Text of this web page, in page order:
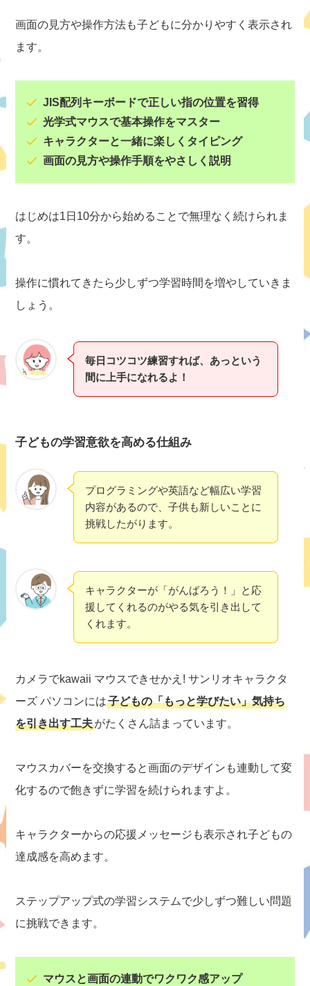
画面の見方や操作方法も子どもに分かりやすく表示され
ます。
JIS配列キーボードで正しい指の位置を習得
光学式マウスで基本操作をマスター
キャラクターと一緒に楽しくタイピング
画面の見方や操作手順をやさしく説明
はじめは1日10分から始めることで無理なく続けられま
す。
操作に慣れてきたら少しずつ学習時間を増やしていきま
しょう。
毎日コツコツ練習すれば、あっという
間に上手になれるよ！
子どもの学習意欲を高める仕組み
プログラミングや英語など幅広い学習
内容があるので、子供も新しいことに
挑戦したがります。
キャラクターが「がんばろう！」と応
援してくれるのがやる気を引き出して
くれます。
カメラでkawaii マウスできせかえ! サンリオキャラクタ
ーズ パソコンには子どもの「もっと学びたい」気持ち
を引き出す工夫がたくさん詰まっています。
マウスカバーを交換すると画面のデザインも連動して変
化するので飽きずに学習を続けられますよ。
キャラクターからの応援メッセージも表示され子どもの
達成感を高めます。
ステップアップ式の学習システムで少しずつ難しい問題
に挑戦できます。
マウスと画面の連動でワクワク感アップ